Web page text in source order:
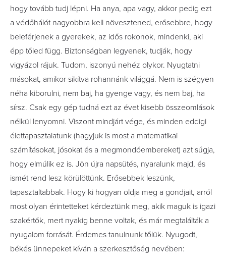
hogy tovább tudj lépni. Ha anya, apa vagy, akkor pedig ezt
a védőhálót nagyobbra kell növesztened, erősebbre, hogy
beleférjenek a gyerekek, az idős rokonok, mindenki, aki
épp tőled függ. Biztonságban legyenek, tudják, hogy
vigyázol rájuk. Tudom, iszonyú nehéz olykor. Nyugtatni
másokat, amikor sikítva rohannánk világgá. Nem is szégyen
néha kiborulni, nem baj, ha gyenge vagy, és nem baj, ha
sírsz. Csak egy gép tudná ezt az évet kisebb összeomlások
nélkül lenyomni. Viszont mindjárt vége, és minden eddigi
élettapasztalatunk (hagyjuk is most a matematikai
számításokat, jósokat és a megmondóembereket) azt súgja,
hogy elmúlik ez is. Jön újra napsütés, nyaralunk majd, és
ismét rend lesz körülöttünk. Erősebbek leszünk,
tapasztaltabbak. Hogy ki hogyan oldja meg a gondjait, arról
most olyan érintetteket kérdeztünk meg, akik maguk is igazi
szakértők, mert nyakig benne voltak, és már megtalálták a
nyugalom forrását. Érdemes tanulnunk tőlük. Nyugodt,
békés ünnepeket kíván a szerkesztőség nevében: